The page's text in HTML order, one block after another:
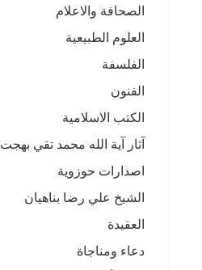
الصحافة والاعلام
العلوم الطبيعية
الفلسفة
الفنون
الكتب الاسلامية
آثار آية الله محمد تقي بهجت
اصدارات حوزوية
الشيخ علي رضا بناهيان
العقيدة
دعاء ومناجاة